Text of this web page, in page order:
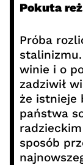
Pokuta
Próba
winie i o
zadziwił
że istnieje
państwa
sposób